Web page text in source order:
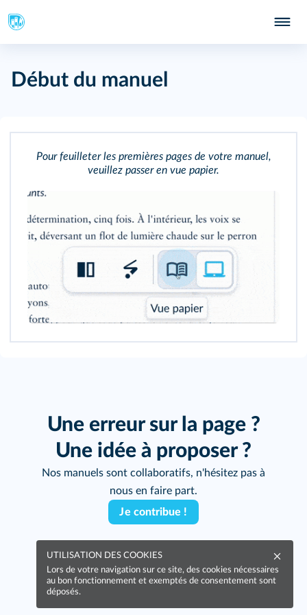
Début du manuel
Pour feuilleter les premières pages de votre manuel,
veuillez passer en vue papier.
Une erreur sur la page ?
Une idée à proposer ?
Nos manuels sont collaboratifs, n'hésitez pas à
nous en faire part.
Je contribue !
UTILISATION DES COOKIES
Lors de votre navigation sur ce site, des cookies nécessaires
au bon fonctionnement et exemptés de consentement sont
déposés.